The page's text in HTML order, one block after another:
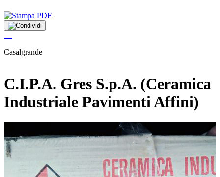
Casalgrande
C.I.P.A. Gres S.p.A. (Ceramica
Industriale Pavimenti Affini)